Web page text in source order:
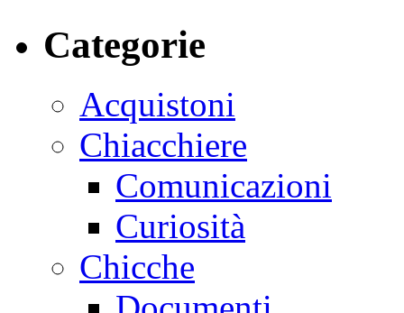
Categorie
Acquistoni
Chiacchiere
Comunicazioni
Curiosità
Chicche